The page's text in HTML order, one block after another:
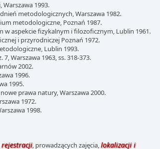
Warszawa 1993.
metodologicznych, Warszawa 1982.
metodologiczne, Poznań 1987.
w aspekcie fizykalnym i filozoficznym, Lublin 1961.
i przyrodniczej Poznań 1972.
Lublin 1993.
Warszawa 1963, ss. 318-373.
2002.
1996.
1995.
prawa natury, Warszawa 2000.
1972.
1998.
rejestracji, prowadzących zajęcia,lokalizacji i